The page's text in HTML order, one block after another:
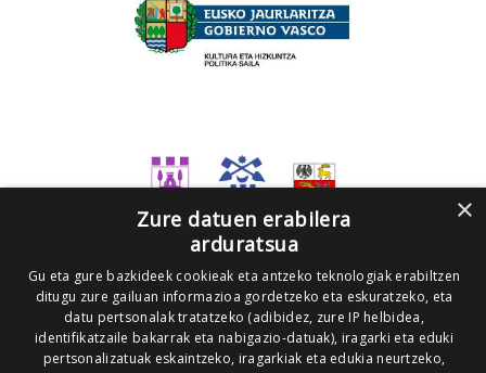
×
Zure datuen erabilera
arduratsua
Gu eta gure bazkideek cookieak eta antzeko teknologiak erabiltzen
ditugu zure gailuan informazioa gordetzeko eta eskuratzeko, eta
datu pertsonalak tratatzeko (adibidez, zure IP helbidea,
identifikatzaile bakarrak eta nabigazio-datuak), iragarki eta eduki
pertsonalizatuak eskaintzeko, iragarkiak eta edukia neurtzeko,